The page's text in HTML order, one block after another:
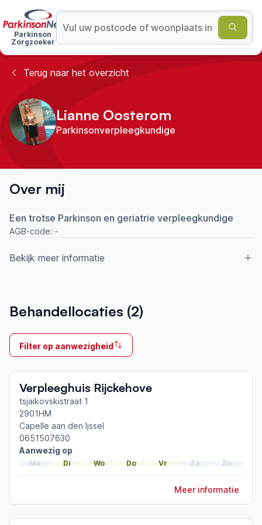
Parkinson
Zorgzoeker
Terug naar het overzicht
Lianne Oosterom
Parkinsonverpleegkundige
Over mij
Een trotse Parkinson en geriatrie verpleegkundige
AGB-code: -
Bekijk meer informatie
2019
Ik behandel
Op locatie & Thuis
netwerk
Rotterdam Noord
Afgeronde ParkinsonNet-scholingen
Proactieve zorgplanning bij parkinson
ParkinsonNet congres 2025
ParkinsonNet congres 2023
Behandellocaties (2)
Filter op aanwezigheid
Verpleeghuis Rijckehove
tsjaikovskistraat 1
2901HM
Capelle aan den Ijssel
0651507630
Aanwezig op
Ma Di Wo Do Vr Za Zo
Meer informatie